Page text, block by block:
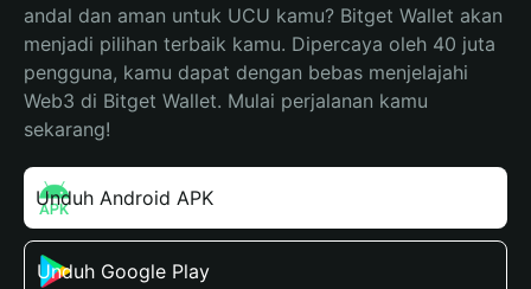
andal dan aman untuk UCU kamu? Bitget Wallet akan
menjadi pilihan terbaik kamu. Dipercaya oleh 40 juta
pengguna, kamu dapat dengan bebas menjelajahi
Web3 di Bitget Wallet. Mulai perjalanan kamu
sekarang!
Unduh Android APK
Unduh Google Play